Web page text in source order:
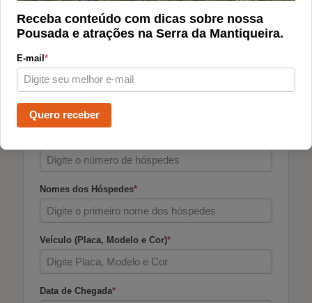
Telefone Celular com DDD
Nomes dos Hóspedes*
Veículo (Placa, Modelo e Cor)*
Data de Chegada*
Receba conteúdo com dicas sobre nossa
Pousada e atrações na Serra da Mantiqueira.
E-mail *
Quero receber